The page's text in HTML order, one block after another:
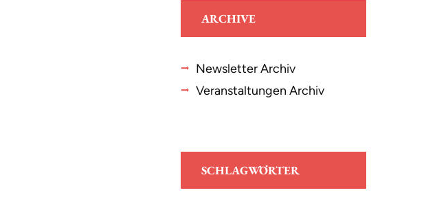
ARCHIVE
Newsletter Archiv
Veranstaltungen Archiv
SCHLAGWÖRTER